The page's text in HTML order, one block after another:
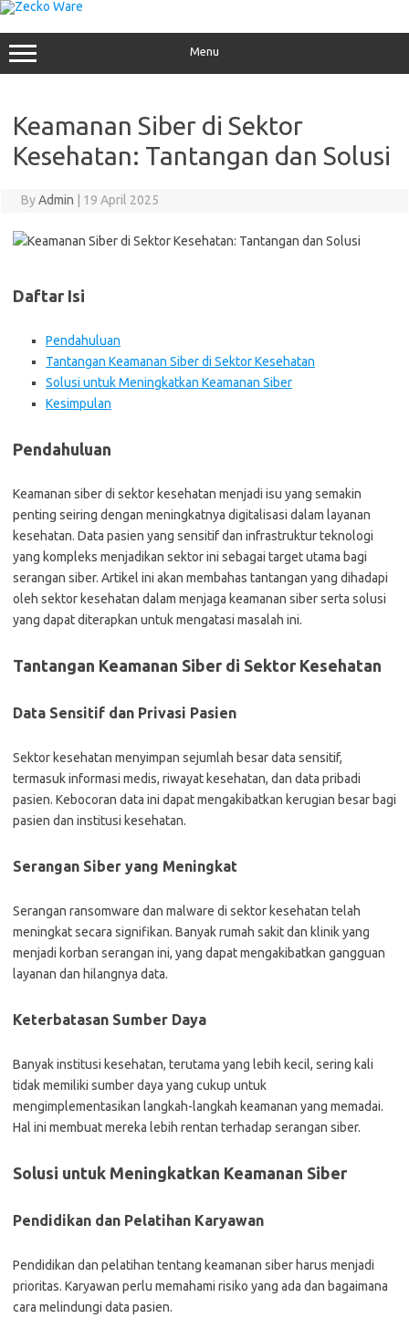
Skip
to
content
Menu
Keamanan Siber di Sektor
Kesehatan: Tantangan dan Solusi
ByAdmin 19 April 2025
Daftar Isi
Pendahuluan
Tantangan Keamanan Siber di Sektor Kesehatan
Solusi untuk Meningkatkan Keamanan Siber
Kesimpulan
Pendahuluan
Keamanan siber di sektor kesehatan menjadi isu yang semakin
penting seiring dengan meningkatnya digitalisasi dalam layanan
kesehatan. Data pasien yang sensitif dan infrastruktur teknologi
yang kompleks menjadikan sektor ini sebagai target utama bagi
serangan siber. Artikel ini akan membahas tantangan yang dihadapi
oleh sektor kesehatan dalam menjaga keamanan siber serta solusi
yang dapat diterapkan untuk mengatasi masalah ini.
Tantangan Keamanan Siber di Sektor Kesehatan
Data Sensitif dan Privasi Pasien
Sektor kesehatan menyimpan sejumlah besar data sensitif,
termasuk informasi medis, riwayat kesehatan, dan data pribadi
pasien. Kebocoran data ini dapat mengakibatkan kerugian besar bagi
pasien dan institusi kesehatan.
Serangan Siber yang Meningkat
Serangan ransomware dan malware di sektor kesehatan telah
meningkat secara signifikan. Banyak rumah sakit dan klinik yang
menjadi korban serangan ini, yang dapat mengakibatkan gangguan
layanan dan hilangnya data.
Keterbatasan Sumber Daya
Banyak institusi kesehatan, terutama yang lebih kecil, sering kali
tidak memiliki sumber daya yang cukup untuk
mengimplementasikan langkah-langkah keamanan yang memadai.
Hal ini membuat mereka lebih rentan terhadap serangan siber.
Solusi untuk Meningkatkan Keamanan Siber
Pendidikan dan Pelatihan Karyawan
Pendidikan dan pelatihan tentang keamanan siber harus menjadi
prioritas. Karyawan perlu memahami risiko yang ada dan bagaimana
cara melindungi data pasien.